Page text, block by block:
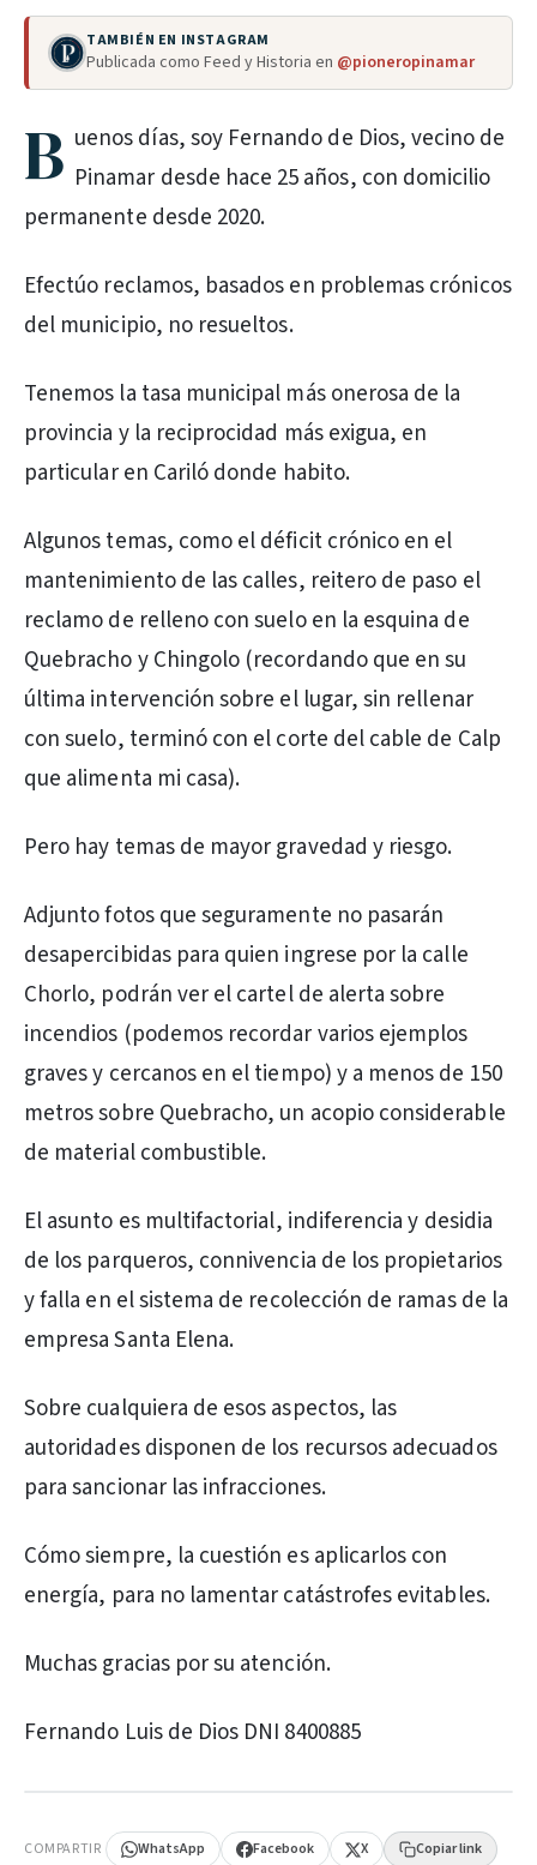
TAMBIÉN EN INSTAGRAM
Publicada como Feed y Historia en @pioneropinamar
B uenos días, soy Fernando de Dios, vecino de
Pinamar desde hace 25 años, con domicilio
permanente desde 2020.
Efectúo reclamos, basados en problemas crónicos
del municipio, no resueltos.
Tenemos la tasa municipal más onerosa de la
provincia y la reciprocidad más exigua, en
particular en Cariló donde habito.
Algunos temas, como el déficit crónico en el
mantenimiento de las calles, reitero de paso el
reclamo de relleno con suelo en la esquina de
Quebracho y Chingolo (recordando que en su
última intervención sobre el lugar, sin rellenar
con suelo, terminó con el corte del cable de Calp
que alimenta mi casa).
Pero hay temas de mayor gravedad y riesgo.
Adjunto fotos que seguramente no pasarán
desapercibidas para quien ingrese por la calle
Chorlo, podrán ver el cartel de alerta sobre
incendios (podemos recordar varios ejemplos
graves y cercanos en el tiempo) y a menos de 150
metros sobre Quebracho, un acopio considerable
de material combustible.
El asunto es multifactorial, indiferencia y desidia
de los parqueros, connivencia de los propietarios
y falla en el sistema de recolección de ramas de la
empresa Santa Elena.
Sobre cualquiera de esos aspectos, las
autoridades disponen de los recursos adecuados
para sancionar las infracciones.
Cómo siempre, la cuestión es aplicarlos con
energía, para no lamentar catástrofes evitables.
Muchas gracias por su atención.
Fernando Luis de Dios DNI 8400885
COMPARTIR WhatsApp Facebook X Copiar link